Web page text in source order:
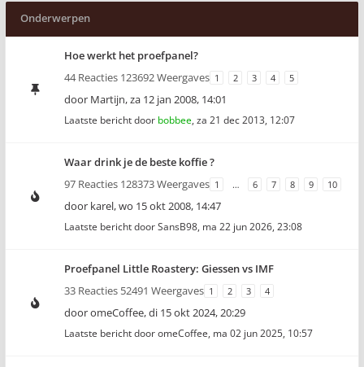
Onderwerpen
Hoe werkt het proefpanel?
44 Reacties 123692 Weergaves 1 2 3 4 5
door Martijn,za 12 jan 2008, 14:01
Laatste bericht door bobbee, za 21 dec 2013, 12:07
Waar drink je de beste koffie ?
97 Reacties 128373 Weergaves 1 … 6 7 8 9 10
door karel,wo 15 okt 2008, 14:47
Laatste bericht doorSansB98, ma 22 jun 2026, 23:08
Proefpanel Little Roastery: Giessen vs IMF
33 Reacties 52491 Weergaves 1 2 3 4
dooromeCoffee,di 15 okt 2024, 20:29
Laatste bericht dooromeCoffee, ma 02 jun 2025, 10:57